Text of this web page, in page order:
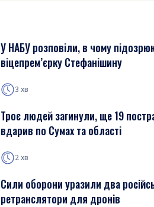
У НАБУ розповіли, в чому
віцепрем’єрку Стефанішину
3 хв
Троє людей загинули, ще 19
вдарив по Сумах та області
2 хв
Сили оборони уразили два
ретранслятори для дронів